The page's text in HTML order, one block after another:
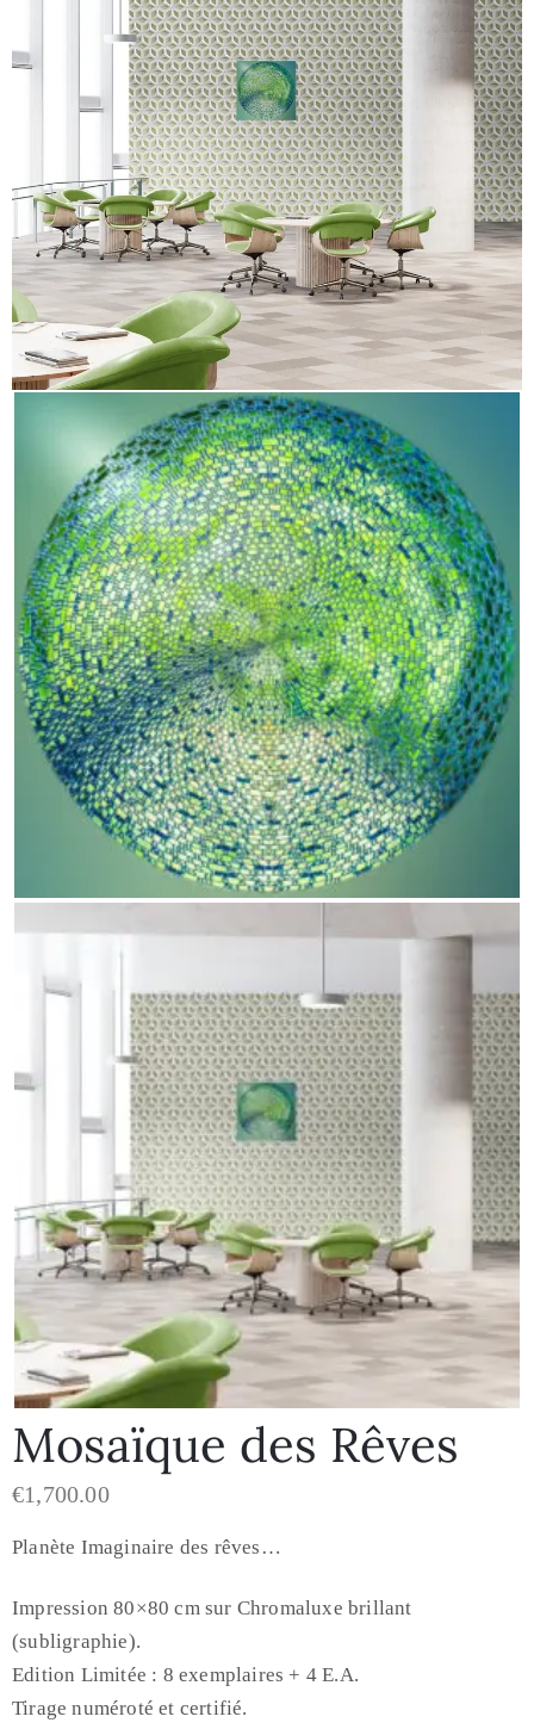
Mosaïque des Rêves
€1,700.00
Planète Imaginaire des rêves…
Impression 80×80 cm sur Chromaluxe brillant
(subligraphie).
Edition Limitée : 8 exemplaires + 4 E.A.
Tirage numéroté et certifié.